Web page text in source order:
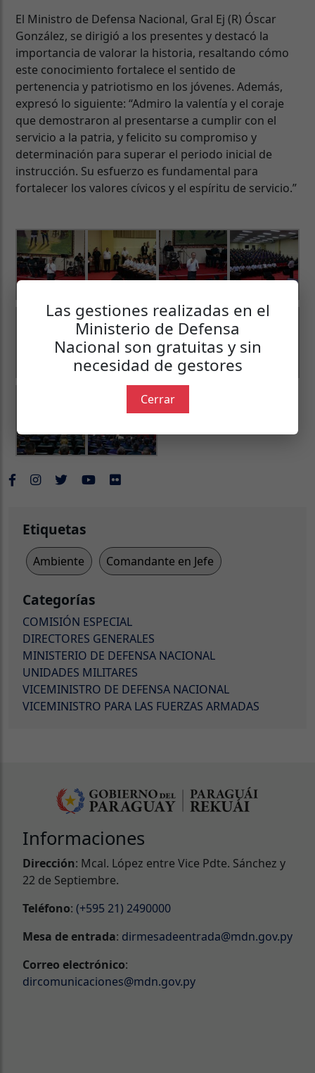
El Ministro de Defensa Nacional, Gral Ej (R) Óscar
González, se dirigió a los presentes y destacó la
importancia de valorar la historia, resaltando cómo
este conocimiento fortalece el sentido de
pertenencia y patriotismo en los jóvenes. Además,
expresó lo siguiente: “Admiro la valentía y el coraje
que demostraron al presentarse a cumplir con el
servicio a la patria, y felicito su compromiso y
determinación para superar el periodo inicial de
instrucción. Su esfuerzo es fundamental para
fortalecer los valores cívicos y el espíritu de servicio.”
Etiquetas
Ambiente Comandante en Jefe
Categorías
COMISIÓN ESPECIAL
DIRECTORES GENERALES
MINISTERIO DE DEFENSA NACIONAL
UNIDADES MILITARES
VICEMINISTRO DE DEFENSA NACIONAL
VICEMINISTRO PARA LAS FUERZAS ARMADAS
Informaciones
Dirección: Mcal. López entre Vice Pdte. Sánchez y
22 de Septiembre.
Teléfono: (+595 21) 2490000
Mesa de entrada: dirmesadeentrada@mdn.gov.py
Correo electrónico:
dircomunicaciones@mdn.gov.py
Las gestiones realizadas en el
Ministerio de Defensa
Nacional son gratuitas y sin
necesidad de gestores
Cerrar